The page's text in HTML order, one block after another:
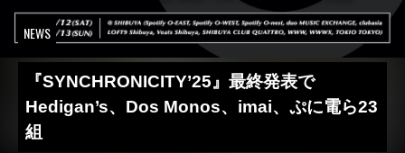
NEWS
『SYNCHRONICITY’25』最終発表で
Hedigan’s、Dos Monos、imai、ぷに電ら23
組